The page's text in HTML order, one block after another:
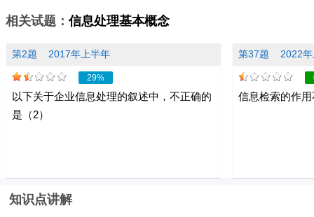
相关试题： 信息处理基本概念
第2题 2017年上半年
29%
以下关于企业信息处理的叙述中，不正确的
是（2）
第37题 2022
信息检索的作
知识点讲解